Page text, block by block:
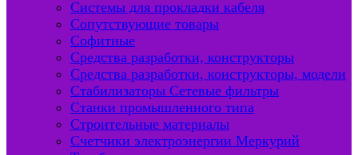
Системы для прокладки кабеля
Сопутствующие товары
Софитные
Средства разработки, конструкторы
Средства разработки, конструкторы, модели
Стабилизаторы Сетевые фильтры
Станки промышленного типа
Строительные материалы
Счетчики электроэнергии Меркурий